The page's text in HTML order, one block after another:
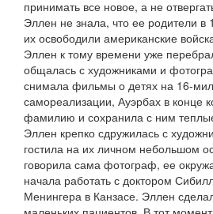
принимать все новое, а не
Эллен не знала, что ее родители
их освободили американские
Эллен к тому времени уже
общалась с художниками и
снимала фильмы о детях на 16-
самореализации, Ауэрбах в конце
фамилию и сохранила с ним
Эллен крепко сдружилась с
гостила на их личном небольшом
говорила сама фотограф, ее
начала работать с доктором
Менингера в Канзасе. Эллен